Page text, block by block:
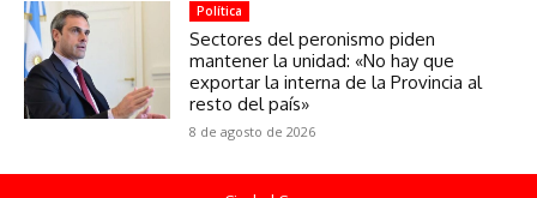
Política
Sectores del peronismo piden
mantener la unidad: «No hay que
exportar la interna de la Provincia al
resto del país»
8 de agosto de 2026